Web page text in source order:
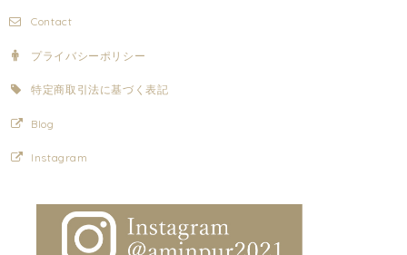
Contact
プライバシーポリシー
特定商取引法に基づく表記
Blog
Instagram